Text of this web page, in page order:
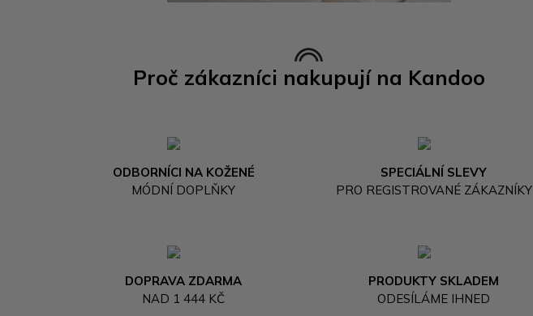
Proč zákazníci nakupují na Kandoo
ODBORNÍCI NA KOŽENÉ
MÓDNÍ DOPLŇKY
SPECIÁLNÍ SLEVY
PRO REGISTROVANÉ ZÁKAZNÍKY
DOPRAVA ZDARMA
NAD 1 444 KČ
PRODUKTY SKLADEM
ODESÍLÁME IHNED